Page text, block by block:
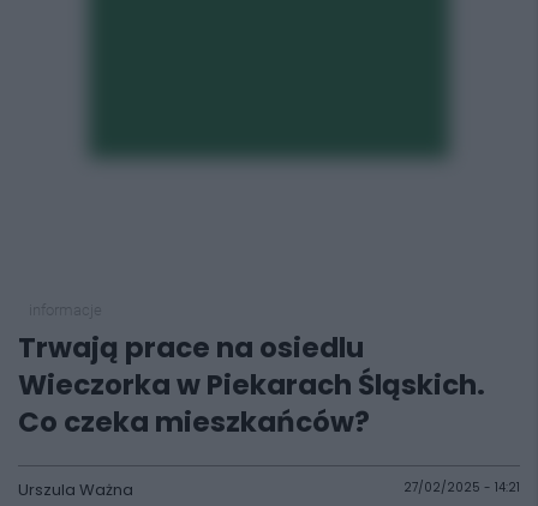
Trwają prace na osiedlu
Wieczorka w Piekarach Śląskich.
Co czeka mieszkańców?
Urszula Ważna 27/02/2025 - 14:21